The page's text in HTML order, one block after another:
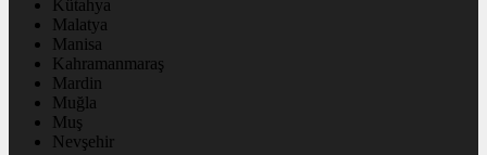
Kütahya
Malatya
Manisa
Kahramanmaraş
Mardin
Muğla
Muş
Nevşehir